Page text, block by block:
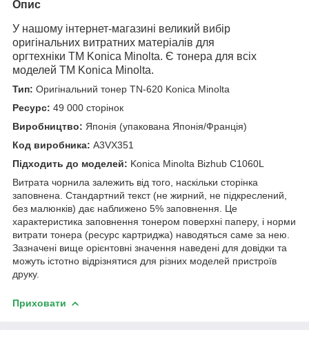
Опис
У нашому інтернет-магазині великий вибір
оригінальних витратних матеріалів для
оргтехніки TM Konica Minolta. Є тонера для всіх
моделей TM Konica Minolta.
Тип: Оригінальний тонер TN-620 Konica Minolta
Ресурс: 49 000 сторінок
Виробництво: Японія (упакована Японія/Франція)
Код виробника: A3VX351
Підходить до моделей: Konica Minolta Bizhub C1060L
Витрата чорнила залежить від того, наскільки сторінка
заповнена. Стандартний текст (не жирний, не підкреслений,
без малюнків) дає наближено 5% заповнення. Це
характеристика заповнення тонером поверхні паперу, і норми
витрати тонера (ресурс картриджа) наводяться саме за нею.
Зазначені вище орієнтовні значення наведені для довідки та
можуть істотно відрізнятися для різних моделей пристроїв
друку.
Приховати